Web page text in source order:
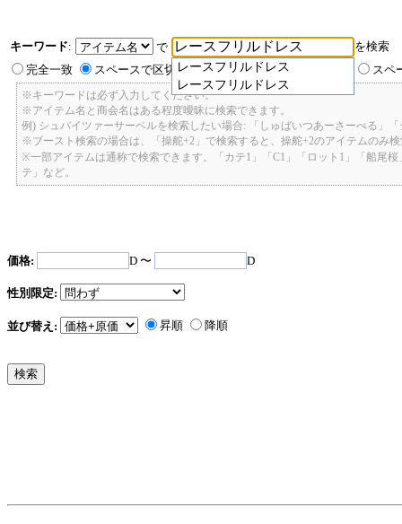
キーワード:
で
レースフリルドレス
レースフリルドレス
を検索
完全一致
スペースで区切ったキーワードのいずれかを含む スペ
※キーワードは必ず入力してください。
※アイテム名と商会名はある程度曖昧に検索できます。
例) シュバイツァーサーベルを検索したい場合: 「しゅばいつあーさーべる」
※ブースト検索の場合は、「操舵+2」で検索すると、操舵+2のアイテムのみ
※一部アイテムは通称で検索できます。「カテ1」「C1」「ロット1」「船尾
テ」など。
価格: D 〜 D
性別限定:
並び替え: 昇順 降順